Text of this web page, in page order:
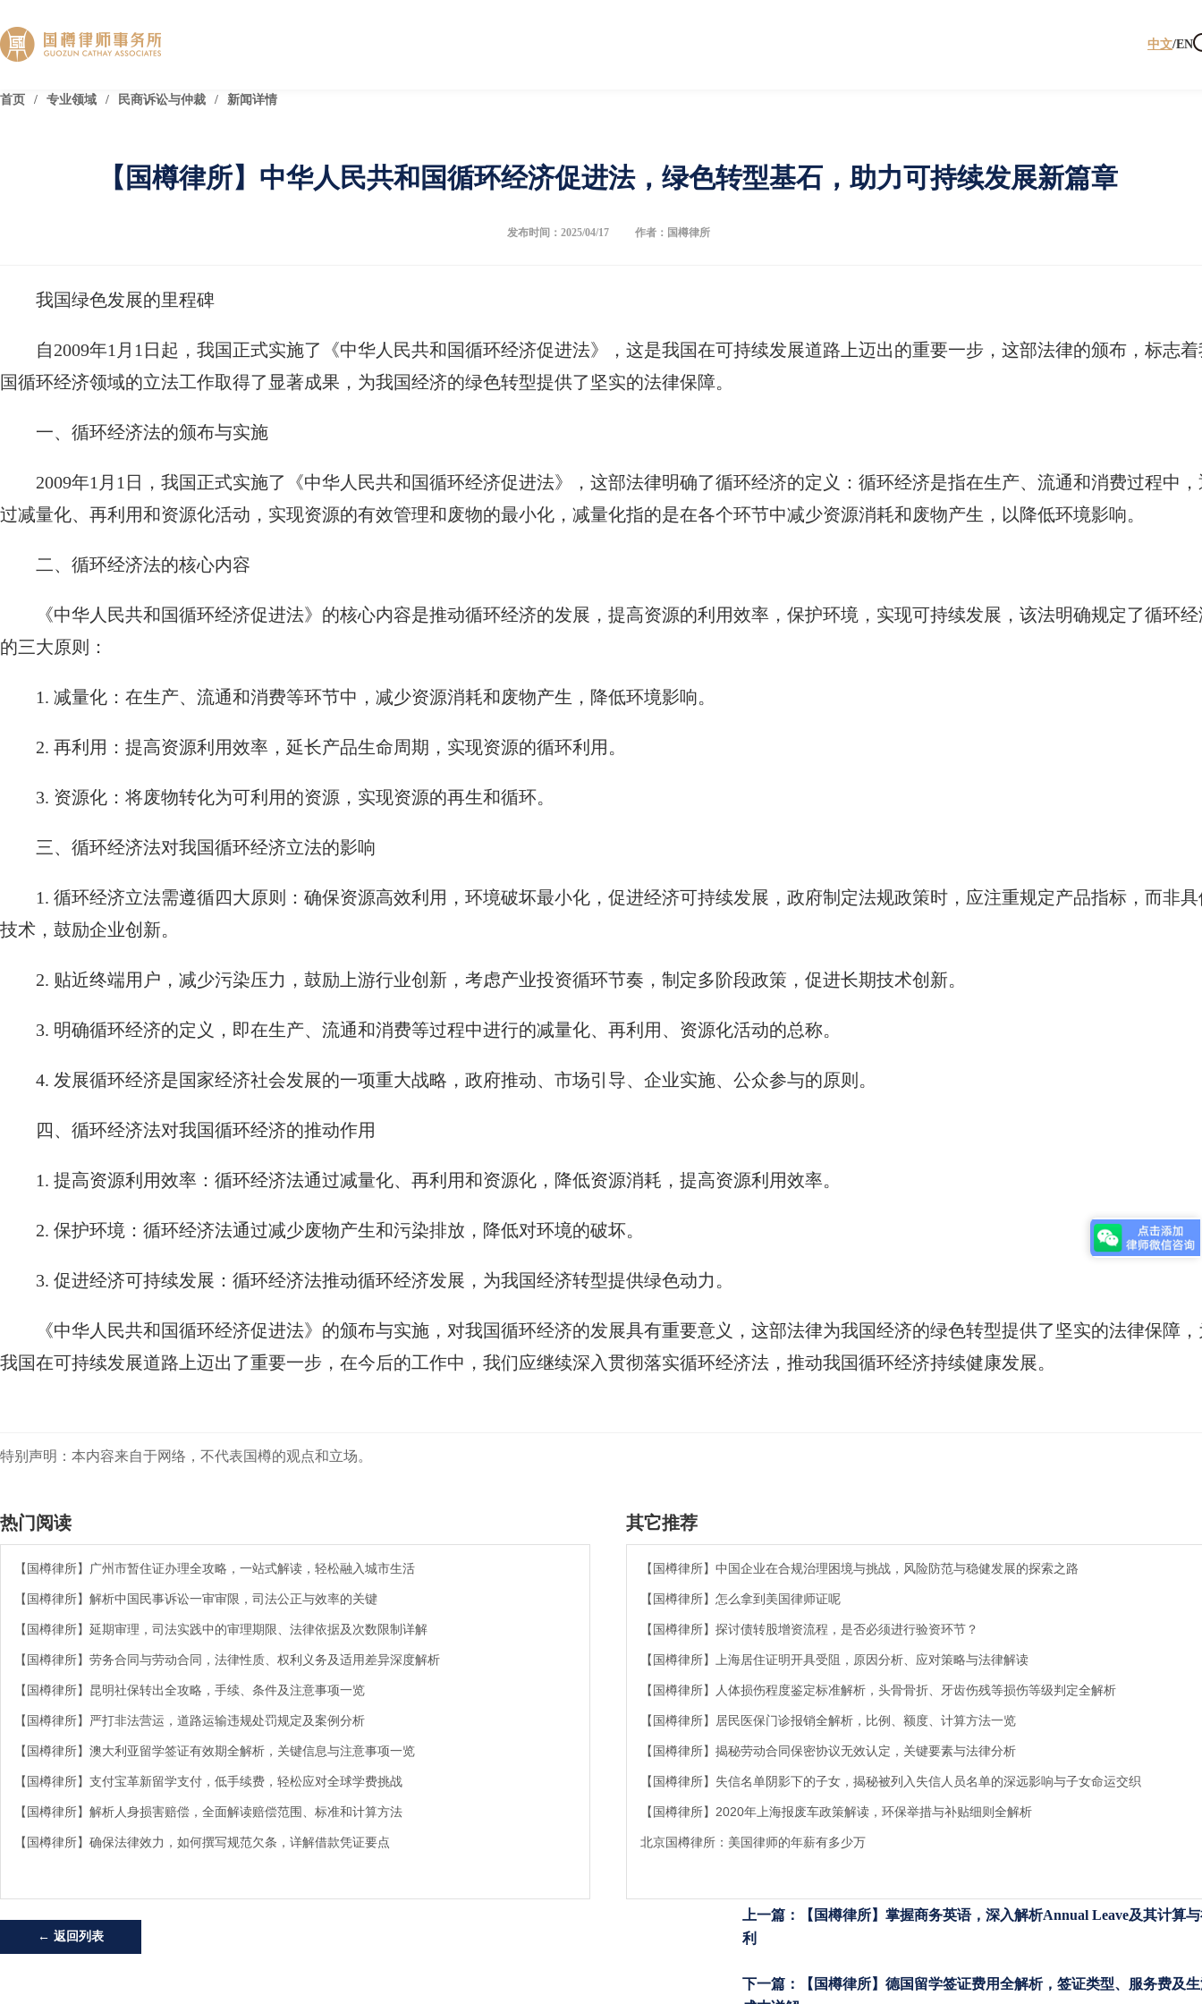
中文/EN
首页 / 专业领域 / 民商诉讼与仲裁 / 新闻详情
【国樽律所】中华人民共和国循环经济促进法，绿色转型基石，助力可持续发展新篇章
发布时间：2025/04/17 作者：国樽律所
我国绿色发展的里程碑
自2009年1月1日起，我国正式实施了《中华人民共和国循环经济促进法》，这是我国在可持续发展道路上迈出的重要一步，这部法律的颁布，标志
国循环经济领域的立法工作取得了显著成果，为我国经济的绿色转型提供了坚实的法律保障。
一、循环经济法的颁布与实施
2009年1月1日，我国正式实施了《中华人民共和国循环经济促进法》，这部法律明确了循环经济的定义：循环经济是指在生产、流通和消费过程中
过减量化、再利用和资源化活动，实现资源的有效管理和废物的最小化，减量化指的是在各个环节中减少资源消耗和废物产生，以降低环境影响。
二、循环经济法的核心内容
《中华人民共和国循环经济促进法》的核心内容是推动循环经济的发展，提高资源的利用效率，保护环境，实现可持续发展，该法明确规定了循环
的三大原则：
1. 减量化：在生产、流通和消费等环节中，减少资源消耗和废物产生，降低环境影响。
2. 再利用：提高资源利用效率，延长产品生命周期，实现资源的循环利用。
3. 资源化：将废物转化为可利用的资源，实现资源的再生和循环。
三、循环经济法对我国循环经济立法的影响
1. 循环经济立法需遵循四大原则：确保资源高效利用，环境破坏最小化，促进经济可持续发展，政府制定法规政策时，应注重规定产品指标，而非具
技术，鼓励企业创新。
2. 贴近终端用户，减少污染压力，鼓励上游行业创新，考虑产业投资循环节奏，制定多阶段政策，促进长期技术创新。
3. 明确循环经济的定义，即在生产、流通和消费等过程中进行的减量化、再利用、资源化活动的总称。
4. 发展循环经济是国家经济社会发展的一项重大战略，政府推动、市场引导、企业实施、公众参与的原则。
四、循环经济法对我国循环经济的推动作用
1. 提高资源利用效率：循环经济法通过减量化、再利用和资源化，降低资源消耗，提高资源利用效率。
2. 保护环境：循环经济法通过减少废物产生和污染排放，降低对环境的破坏。
3. 促进经济可持续发展：循环经济法推动循环经济发展，为我国经济转型提供绿色动力。
《中华人民共和国循环经济促进法》的颁布与实施，对我国循环经济的发展具有重要意义，这部法律为我国经济的绿色转型提供了坚实的法律保障
我国在可持续发展道路上迈出了重要一步，在今后的工作中，我们应继续深入贯彻落实循环经济法，推动我国循环经济持续健康发展。
特别声明：本内容来自于网络，不代表国樽的观点和立场。
热门阅读
【国樽律所】广州市暂住证办理全攻略，一站式解读，轻松融入城市生活
【国樽律所】解析中国民事诉讼一审审限，司法公正与效率的关键
【国樽律所】延期审理，司法实践中的审理期限、法律依据及次数限制详解
【国樽律所】劳务合同与劳动合同，法律性质、权利义务及适用差异深度解析
【国樽律所】昆明社保转出全攻略，手续、条件及注意事项一览
【国樽律所】严打非法营运，道路运输违规处罚规定及案例分析
【国樽律所】澳大利亚留学签证有效期全解析，关键信息与注意事项一览
【国樽律所】支付宝革新留学支付，低手续费，轻松应对全球学费挑战
【国樽律所】解析人身损害赔偿，全面解读赔偿范围、标准和计算方法
【国樽律所】确保法律效力，如何撰写规范欠条，详解借款凭证要点
其它推荐
【国樽律所】中国企业在合规治理困境与挑战，风险防范与稳健发展的探索之路
【国樽律所】怎么拿到美国律师证呢
【国樽律所】探讨债转股增资流程，是否必须进行验资环节？
【国樽律所】上海居住证明开具受阻，原因分析、应对策略与法律解读
【国樽律所】人体损伤程度鉴定标准解析，头骨骨折、牙齿伤残等损伤等级判定全解析
【国樽律所】居民医保门诊报销全解析，比例、额度、计算方法一览
【国樽律所】揭秘劳动合同保密协议无效认定，关键要素与法律分析
【国樽律所】失信名单阴影下的子女，揭秘被列入失信人员名单的深远影响与子女命运交织
【国樽律所】2020年上海报废车政策解读，环保举措与补贴细则全解析
北京国樽律所：美国律师的年薪有多少万
← 返回列表
上一篇：【国樽律所】掌握商务英语，深入解析Annual Leave及其计算
利
下一篇：【国樽律所】德国留学签证费用全解析，签证类型、服务费及